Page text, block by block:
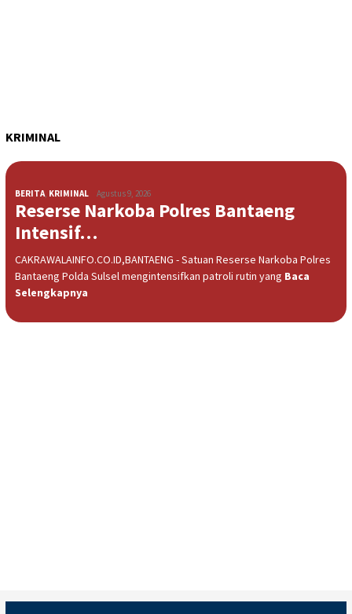
KRIMINAL
BERITA, KRIMINAL Agustus 9, 2026
Reserse Narkoba Polres Bantaeng
Intensif…
CAKRAWALAINFO.CO.ID,BANTAENG - Satuan Reserse Narkoba Polres
Bantaeng Polda Sulsel mengintensifkan patroli rutin yang Baca
Selengkapnya